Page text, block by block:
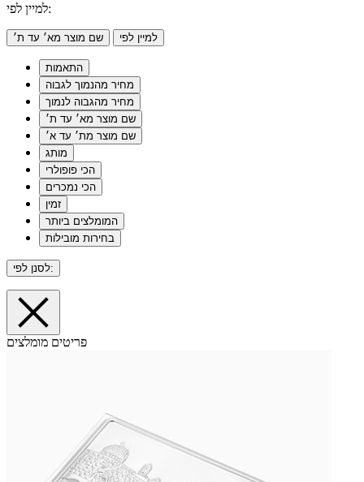
למיין לפי:
שם מוצר מא׳ עד ת׳ למיין לפי
התאמות
מחיר מהנמוך לגבוה
מחיר מהגבוה לנמוך
שם מוצר מא׳ עד ת׳
שם מוצר מת׳ עד א׳
מותג
הכי פופולרי
הכי נמכרים
זמין
המומלצים ביותר
בחירות מובילות
לסנן לפי:
פריטים מומלצים